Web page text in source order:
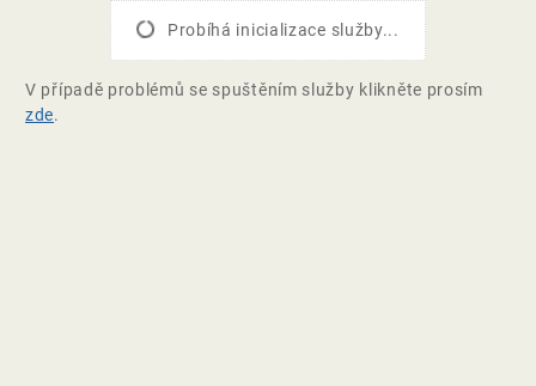
Probíhá inicializace služby...
V případě problémů se spuštěním služby klikněte prosím
zde.